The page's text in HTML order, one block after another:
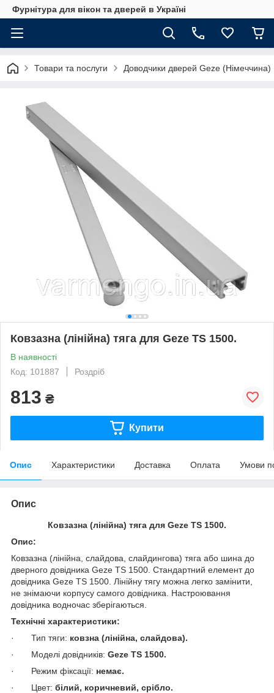
Фурнітура для вікон та дверей в Україні
Товари та послуги Доводчики дверей Geze (Німеччина)
Ковзазна (лінійна) тяга для Geze TS 1500.
В наявності
Код: 101887
Роздріб
813 ₴
Купити
Опис Характеристики Доставка Оплата Умови
Опис
Ковзазна (лінійна) тяга для Geze TS 1500.
Опис:
Ковзазна (лінійна, слайдова, слайдингова) тяга або шина до
дверного довідника Geze TS 1500. Стандартний елемент до
довідника Geze TS 1500. Лінійну тягу можна легко замінити,
не знімаючи корпусу самого довідника. Настроювання
довідника водночас зберігаються.
Технічні характеристики:
· Тип тяги: ковзна (лінійна, слайдова).
· Моделі довідників: Geze TS 1500.
· Режим фіксації: немає.
· Цвет: білий, коричневий, срібло.